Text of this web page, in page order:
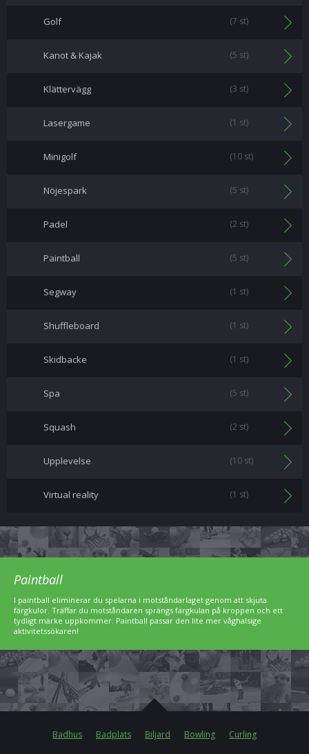
Golf (7 st)
Kanot & Kajak (5 st)
Klättervägg (3 st)
Lasergame (1 st)
Minigolf (10 st)
Nöjespark (5 st)
Padel (2 st)
Paintball (5 st)
Segway (1 st)
Shuffleboard (1 st)
Skidbacke (1 st)
Spa (5 st)
Squash (2 st)
Upplevelse (10 st)
Virtual reality (1 st)
Paintball
I paintball eliminerar du spelarna i motståndarlaget genom att skjuta
färgkulor. Träffar du motståndaren sprängs färgkulan på kroppen och ett
tydligt märke uppkommer. Paintball passar den lite mer våghalsige
aktivitetssökaren!
Badhus Badplats Biljard Bowling Curling